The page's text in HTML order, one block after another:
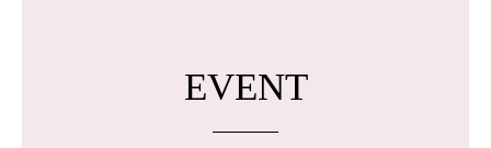
EVENT